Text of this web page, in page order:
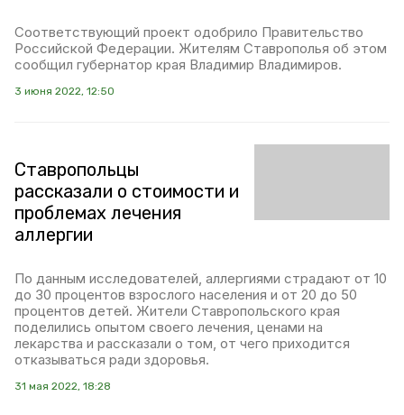
Соответствующий проект одобрило Правительство
Российской Федерации. Жителям Ставрополья об этом
сообщил губернатор края Владимир Владимиров.
3 июня 2022, 12:50
Ставропольцы
рассказали о стоимости и
проблемах лечения
аллергии
По данным исследователей, аллергиями страдают от 10
до 30 процентов взрослого населения и от 20 до 50
процентов детей. Жители Ставропольского края
поделились опытом своего лечения, ценами на
лекарства и рассказали о том, от чего приходится
отказываться ради здоровья.
31 мая 2022, 18:28